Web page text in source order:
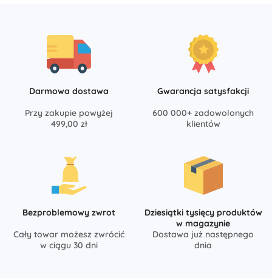
Darmowa dostawa
Przy zakupie powyżej
499,00 zł
Gwarancja satysfakcji
600 000+ zadowolonych
klientów
Bezproblemowy zwrot
Cały towar możesz zwrócić
w ciągu 30 dni
Dziesiątki tysięcy produktów
w magazynie
Dostawa już następnego
dnia